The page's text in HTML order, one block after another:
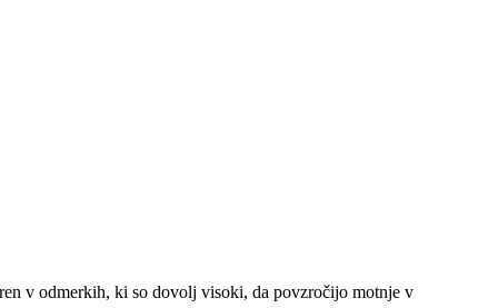
v odmerkih, ki so dovolj visoki, da povzročijo motnje v